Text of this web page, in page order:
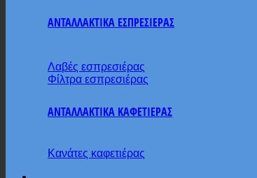
ΑΝΤΑΛΛΑΚΤΙΚΑ ΕΣΠΡΕΣΙΕΡΑΣ
Λαβές εσπρεσιέρας
Φίλτρα εσπρεσιέρας
ΑΝΤΑΛΛΑΚΤΙΚΑ ΚΑΦΕΤΙΕΡΑΣ
Κανάτες καφετιέρας